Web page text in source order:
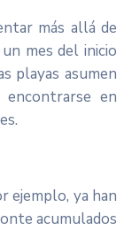
más allá de
mes del inicio
playas asumen
en
ejemplo, ya han
acumulados